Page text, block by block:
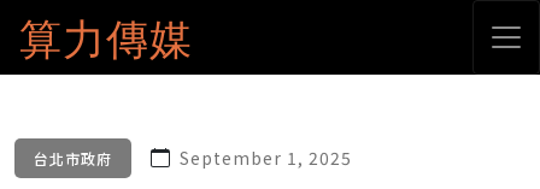
算力傳媒
台北市政府 September 1, 2025